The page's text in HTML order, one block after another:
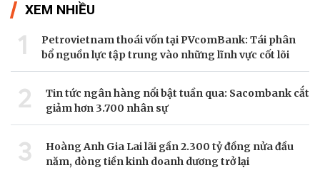
XEM NHIỀU
1
Petrovietnam thoái vốn tại PVcomBank: Tái phân
bổ nguồn lực tập trung vào những lĩnh vực cốt lõi
2
Tin tức ngân hàng nổi bật tuần qua: Sacombank cắt
giảm hơn 3.700 nhân sự
3
Hoàng Anh Gia Lai lãi gần 2.300 tỷ đồng nửa đầu
năm, dòng tiền kinh doanh dương trở lại